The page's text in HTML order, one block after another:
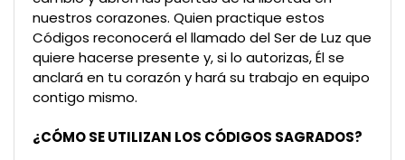
nuestros corazones. Quien practique estos
Códigos reconocerá el llamado del Ser de Luz que
quiere hacerse presente y, si lo autorizas, Él se
anclará en tu corazón y hará su trabajo en equipo
contigo mismo.
¿CÓMO SE UTILIZAN LOS CÓDIGOS SAGRADOS?